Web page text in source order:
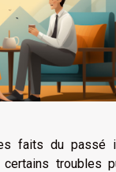
faits du passé
certains